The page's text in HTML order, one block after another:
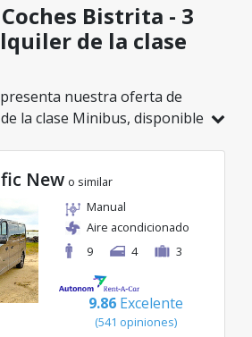
Bistrita - 3
de la clase
nuestra oferta de
la clase Minibus, disponible
con tarifas excelentes
New o similar
Manual
Aire acondicionado
9
4 3
9.86 Excelente
(541 opiniones)